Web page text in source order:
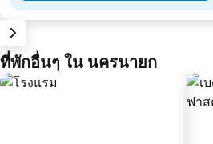
ที่พักอื่นๆ ใน นครนายก